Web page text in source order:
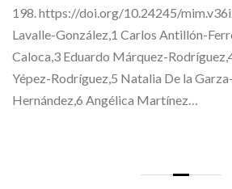
198. https://doi.org/10.24245/
Lavalle-González,1 Carlos Antillón-
Caloca,3 Eduardo Márquez-
Yépez-Rodríguez,5 Natalia De la Garza-
Hernández,6 Angélica Martínez…